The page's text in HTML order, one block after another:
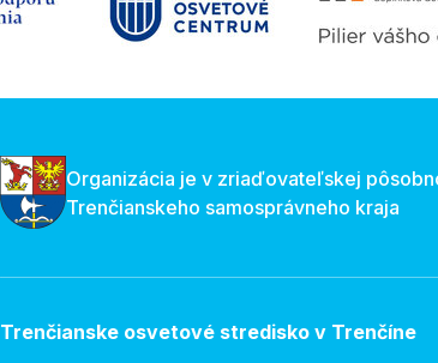
Organizácia je v zriaďovateľskej
Trenčianskeho samosprávneho kraja
Trenčianske osvetové stredisko v Trenčíne